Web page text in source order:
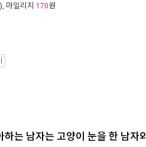
마일리지 170원
는 남자는 고양이 눈을 한 남자